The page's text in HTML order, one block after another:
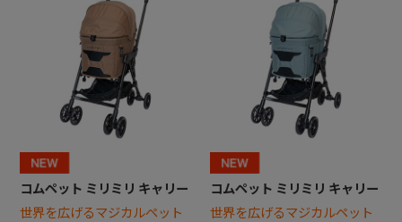
コムペット ミリミリ キャリー
世界を広げるマジカルペット
コムペット ミリミリ キャリー
世界を広げるマジカルペット